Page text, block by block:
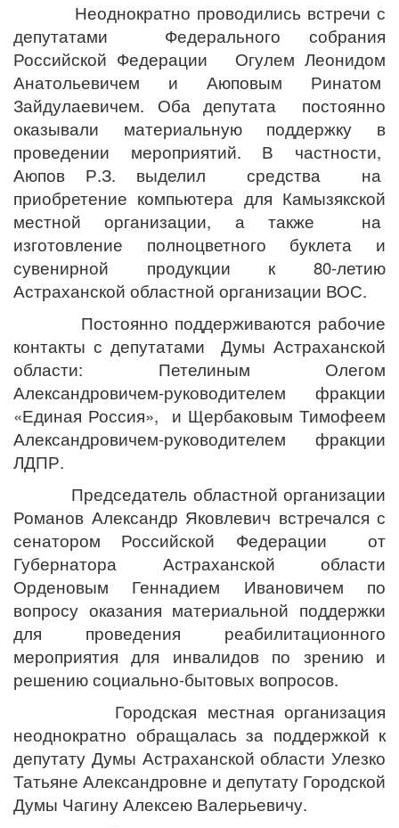
Неоднократно проводились встречи с
депутатами Федерального собрания
Российской Федерации Огулем Леонидом
Анатольевичем и Аюповым Ринатом
Зайдулаевичем. Оба депутата постоянно
оказывали материальную поддержку в
проведении мероприятий. В частности,
Аюпов Р.З. выделил средства на
приобретение компьютера для Камызякской
местной организации, а также на
изготовление полноцветного буклета и
сувенирной продукции к 80-летию
Астраханской областной организации ВОС.
Постоянно поддерживаются рабочие
контакты с депутатами Думы Астраханской
области: Петелиным Олегом
Александровичем-руководителем фракции
«Единая Россия», и Щербаковым Тимофеем
Александровичем-руководителем фракции
ЛДПР.
Председатель областной организации
Романов Александр Яковлевич встречался с
сенатором Российской Федерации от
Губернатора Астраханской области
Орденовым Геннадием Ивановичем по
вопросу оказания материальной поддержки
для проведения реабилитационного
мероприятия для инвалидов по зрению и
решению социально-бытовых вопросов.
Городская местная организация
неоднократно обращалась за поддержкой к
депутату Думы Астраханской области Улезко
Татьяне Александровне и депутату Городской
Думы Чагину Алексею Валерьевичу.